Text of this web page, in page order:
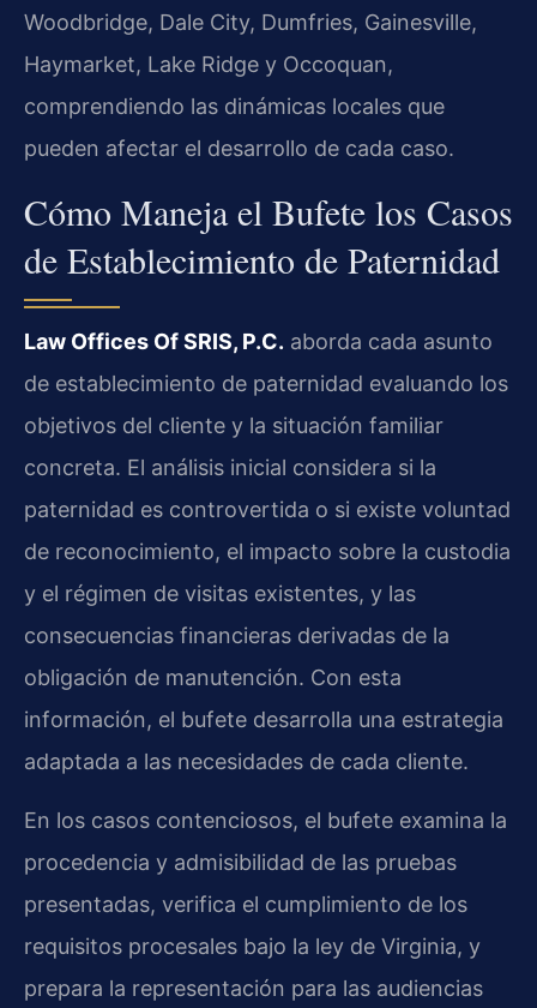
Woodbridge, Dale City, Dumfries, Gainesville,
Haymarket, Lake Ridge y Occoquan,
comprendiendo las dinámicas locales que
pueden afectar el desarrollo de cada caso.
Cómo Maneja el Bufete los Casos
de Establecimiento de Paternidad
Law Offices Of SRIS, P.C. aborda cada asunto
de establecimiento de paternidad evaluando los
objetivos del cliente y la situación familiar
concreta. El análisis inicial considera si la
paternidad es controvertida o si existe voluntad
de reconocimiento, el impacto sobre la custodia
y el régimen de visitas existentes, y las
consecuencias financieras derivadas de la
obligación de manutención. Con esta
información, el bufete desarrolla una estrategia
adaptada a las necesidades de cada cliente.
En los casos contenciosos, el bufete examina la
procedencia y admisibilidad de las pruebas
presentadas, verifica el cumplimiento de los
requisitos procesales bajo la ley de Virginia, y
prepara la representación para las audiencias